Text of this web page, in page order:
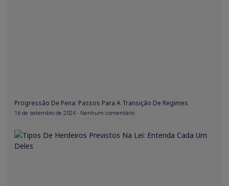
Progressão De Pena: Passos Para A Transição De Regimes
16 de setembro de 2024 Nenhum comentário